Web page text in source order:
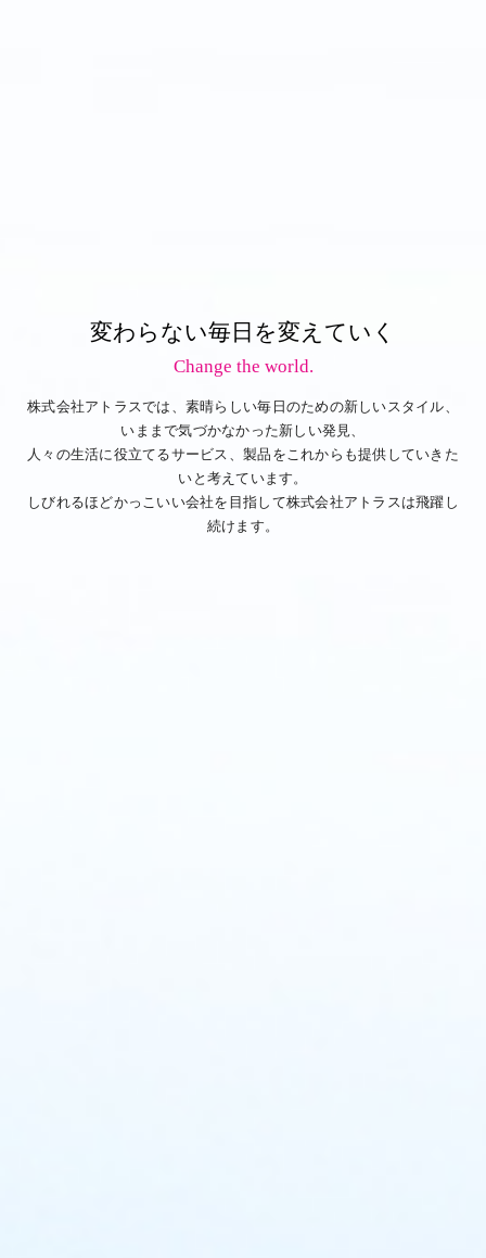
変わらない毎日を変えていく
Change the world.
株式会社アトラスでは、素晴らしい毎日のための新しいスタイル、
いままで気づかなかった新しい発見、
人々の生活に役立てるサービス、製品をこれからも提供していきた
いと考えています。
しびれるほどかっこいい会社を目指して株式会社アトラスは飛躍し
続けます。